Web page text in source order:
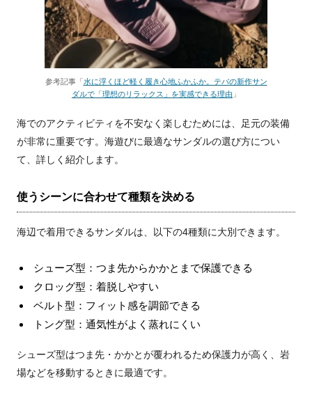
参考記事「水に浮くほど軽く履き心地ふかふか。テバの新作サン
ダルで「理想のリラックス」を実感できる理由 」
海でのアクティビティを不安なく楽しむためには、足元の装備
が非常に重要です。海遊びに最適なサンダルの選び方につい
て、詳しく紹介します。
使うシーンに合わせて種類を決める
海辺で着用できるサンダルは、以下の4種類に大別できます。
シューズ型：つま先からかかとまで保護できる
クロッグ型：着脱しやすい
ベルト型：フィット感を調節できる
トング型：通気性がよく蒸れにくい
シューズ型はつま先・かかとが覆われるため保護力が高く、岩
場などを移動するときに最適です。